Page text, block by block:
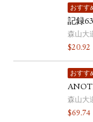
おすす
記録
森山大
$20.92
おすす
森山大
$69.74